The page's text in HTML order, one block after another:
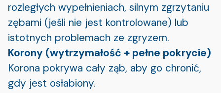
rozległych wypełnieniach, silnym zgrzytaniu
zębami (jeśli nie jest kontrolowane) lub
istotnych problemach ze zgryzem.
Korony (wytrzymałość + pełne pokrycie)
Korona pokrywa cały ząb, aby go chronić,
gdy jest osłabiony.